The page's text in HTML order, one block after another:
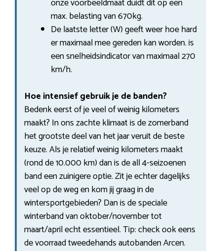
max. belasting van 670kg.
De laatste letter (W) geeft weer hoe hard
er maximaal mee gereden kan worden. is
een snelheidsindicator van maximaal 270
km/h.
Hoe intensief gebruik je de banden?
Bedenk eerst of je veel of weinig kilometers
maakt? In ons zachte klimaat is de zomerband
het grootste deel van het jaar veruit de beste
keuze. Als je relatief weinig kilometers maakt
(rond de 10.000 km) dan is de all 4-seizoenen
band een zuinigere optie. Zit je echter dagelijks
veel op de weg en kom jij graag in de
wintersportgebieden? Dan is de speciale
winterband van oktober/november tot
maart/april echt essentieel. Tip: check ook eens
de voorraad tweedehands autobanden Arcen.